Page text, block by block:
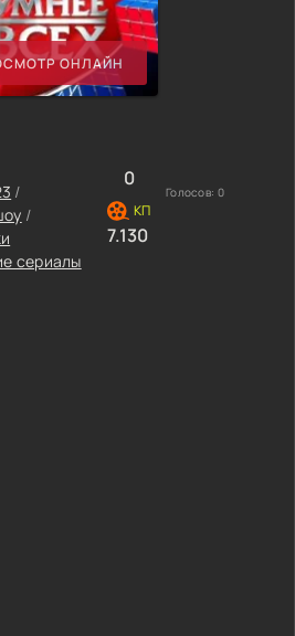
ОНЛАЙН
/
/
сериалы
0
Голосов: 0
7.130